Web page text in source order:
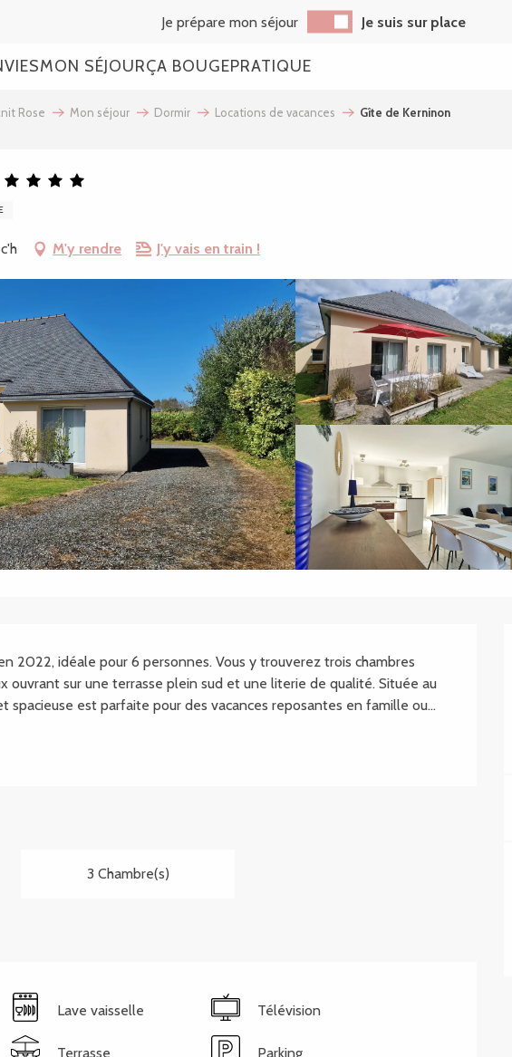
Je prépare mon séjour Je suis sur place
MON SÉJOURÇA BOUGEPRATIQUE
Rose Mon séjour Dormir Locations de vacances Gîte de Kerninon
M'y rendre J'y vais en train !
2022, idéale pour 6 personnes. Vous y trouverez trois chambres
ouvrant sur une terrasse plein sud et une literie de qualité. Située au
spacieuse est parfaite pour des vacances reposantes en famille ou...
3 Chambre(s)
Lave vaisselle Télévision
Terrasse Parking